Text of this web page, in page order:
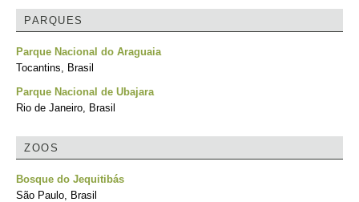
PARQUES
Parque Nacional do Araguaia
Tocantins, Brasil
Parque Nacional de Ubajara
Rio de Janeiro, Brasil
ZOOS
Bosque do Jequitibás
São Paulo, Brasil